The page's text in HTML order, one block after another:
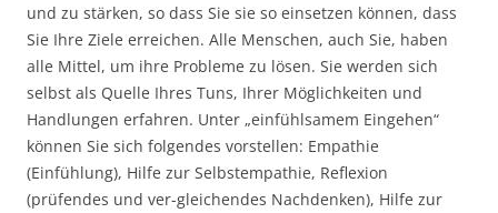
und zu stärken, so dass Sie sie so einsetzen können, dass
Sie Ihre Ziele erreichen. Alle Menschen, auch Sie, haben
alle Mittel, um ihre Probleme zu lösen. Sie werden sich
selbst als Quelle Ihres Tuns, Ihrer Möglichkeiten und
Handlungen erfahren. Unter „einfühlsamem Eingehen“
können Sie sich folgendes vorstellen: Empathie
(Einfühlung), Hilfe zur Selbstempathie, Reflexion
(prüfendes und ver-gleichendes Nachdenken), Hilfe zur